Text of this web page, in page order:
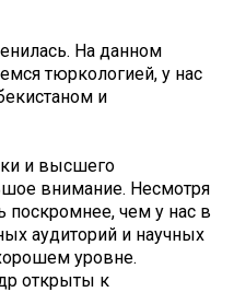
На данном
тюркологией, у нас
и
и высшего
внимание. Несмотря
поскромнее, чем у нас в
аудиторий и научных
уровне.
открыты к